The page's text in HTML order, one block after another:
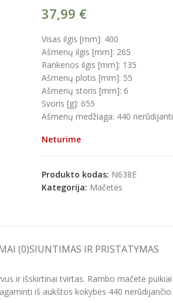
37,99 €
Visas ilgis [mm]: 400
Ašmenų ilgis [mm]: 265
Rankenos ilgis [mm]: 135
Ašmenų plotis [mm]: 55
Ašmenų storis [mm]: 6
Svoris [g]: 655
Ašmenų medžiaga: 440
Neturime
Produkto kodas: N638E
Kategorija: Mačetės
(0)SIUNTIMAS IR PRISTATYMAS
ir išskirtinai tvirtas. Rambo mačetė
iš aukštos kokybės 440 nerūdijančio